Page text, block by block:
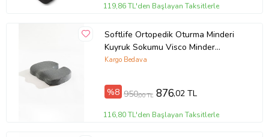
119,86 TL'den Başlayan Taksitlerle
Softlife Ortopedik Oturma Minderi
Kuyruk Sokumu Visco Minder
45x34x7 cm
Kargo Bedava
%8 950,00 TL 876,02 TL
116,80 TL'den Başlayan Taksitlerle